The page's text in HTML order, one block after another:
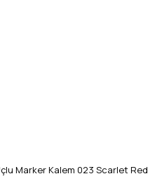
Marker Kalem 023 Scarlet Red